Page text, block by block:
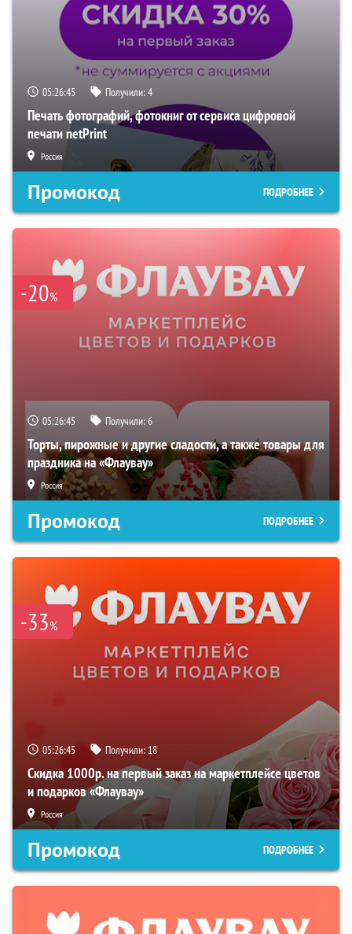
05:26:45 Получили:4
Печать фотографий, фотокниг от сервиса цифровой
печати netPrint
Россия
Промокод ПОДРОБНЕЕ
-20%
05:26:45 Получили:6
Торты, пирожные и другие сладости, а также товары для
праздника на «Флаувау»
Россия
Промокод ПОДРОБНЕЕ
-33%
05:26:45 Получили: 18
Скидка 1000р. на первый заказ на маркетплейсе цветов
и подарков «Флаувау»
Россия
Промокод ПОДРОБНЕЕ